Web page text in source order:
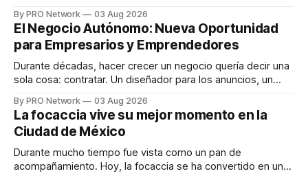
INTERIUS, el problema suele estar en otro lugar. Durante
una entrevista para el podcast SER PRO, el especialista en
marketing digital explicó que
By PRO Network 03 Aug 2026
El Negocio Autónomo: Nueva Oportunidad
para Empresarios y Emprendedores
Durante décadas, hacer crecer un negocio quería decir una
sola cosa: contratar. Un diseñador para los anuncios, un
para los textos, alguien que supiera de publicidad digital
para encontrar prospectos, un vendedor para atender
llamadas y mensajes, y —con suerte— una persona
By PRO Network 03 Aug 2026
La focaccia vive su mejor momento en la
Ciudad de México
Durante mucho tiempo fue vista como un pan de
acompañamiento. Hoy, la focaccia se ha convertido en uno